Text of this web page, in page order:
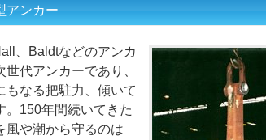
アンカー
、Baldtなどのアンカ
代アンカーであり、
もなる把駐力、傾いて
。150年間続いてきた
風や潮から守るのは